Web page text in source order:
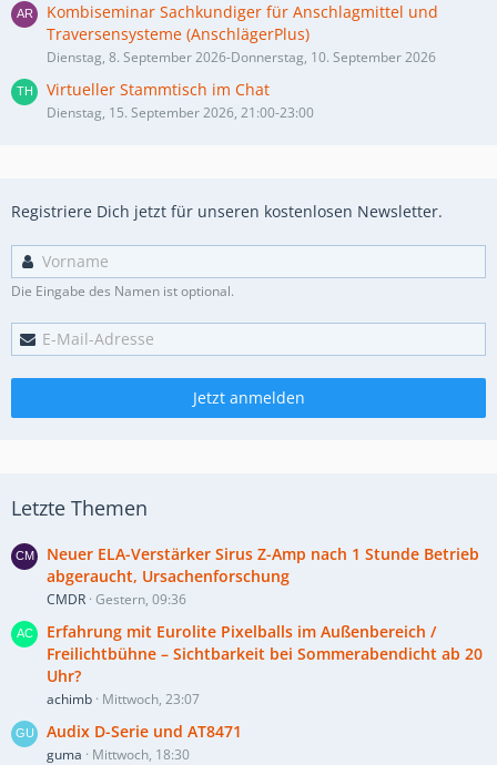
Kombiseminar Sachkundiger für Anschlagmittel und
Traversensysteme (AnschlägerPlus)
Dienstag, 8. September 2026-Donnerstag, 10. September 2026
Virtueller Stammtisch im Chat
Dienstag, 15. September 2026, 21:00-23:00
Registriere Dich jetzt für unseren kostenlosen Newsletter.
Die Eingabe des Namen ist optional.
Jetzt anmelden
Letzte Themen
Neuer ELA-Verstärker Sirus Z-Amp nach 1 Stunde Betrieb
abgeraucht, Ursachenforschung
CMDR Gestern, 09:36
Erfahrung mit Eurolite Pixelballs im Außenbereich /
Freilichtbühne – Sichtbarkeit bei Sommerabendicht ab 20
Uhr?
achimb Mittwoch, 23:07
Audix D-Serie und AT8471
guma Mittwoch, 18:30